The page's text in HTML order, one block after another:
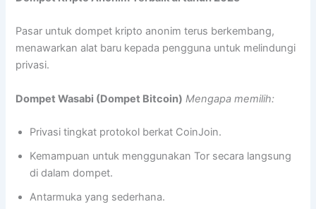
Pasar untuk dompet kripto anonim terus berkembang,
menawarkan alat baru kepada pengguna untuk melindungi
privasi.
Dompet Wasabi (Dompet Bitcoin) Mengapa memilih:
Privasi tingkat protokol berkat CoinJoin.
Kemampuan untuk menggunakan Tor secara langsung
di dalam dompet.
Antarmuka yang sederhana.